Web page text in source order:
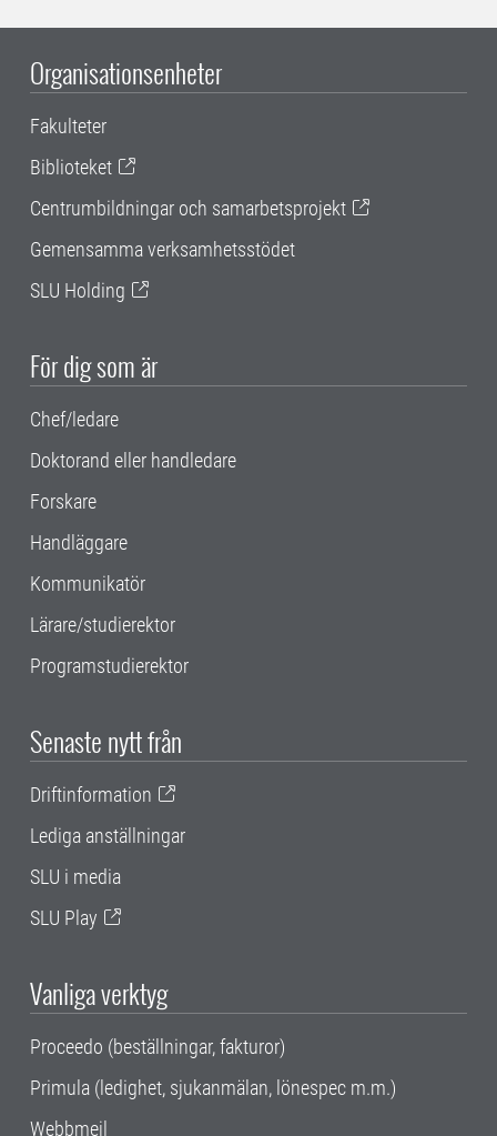
Organisationsenheter
Fakulteter
Biblioteket
Centrumbildningar och samarbetsprojekt
Gemensamma verksamhetsstödet
SLU Holding
För dig som är
Chef/ledare
Doktorand eller handledare
Forskare
Handläggare
Kommunikatör
Lärare/studierektor
Programstudierektor
Senaste nytt från
Driftinformation
Lediga anställningar
SLU i media
SLU Play
Vanliga verktyg
Proceedo (beställningar, fakturor)
Primula (ledighet, sjukanmälan, lönespec m.m.)
Webbmejl